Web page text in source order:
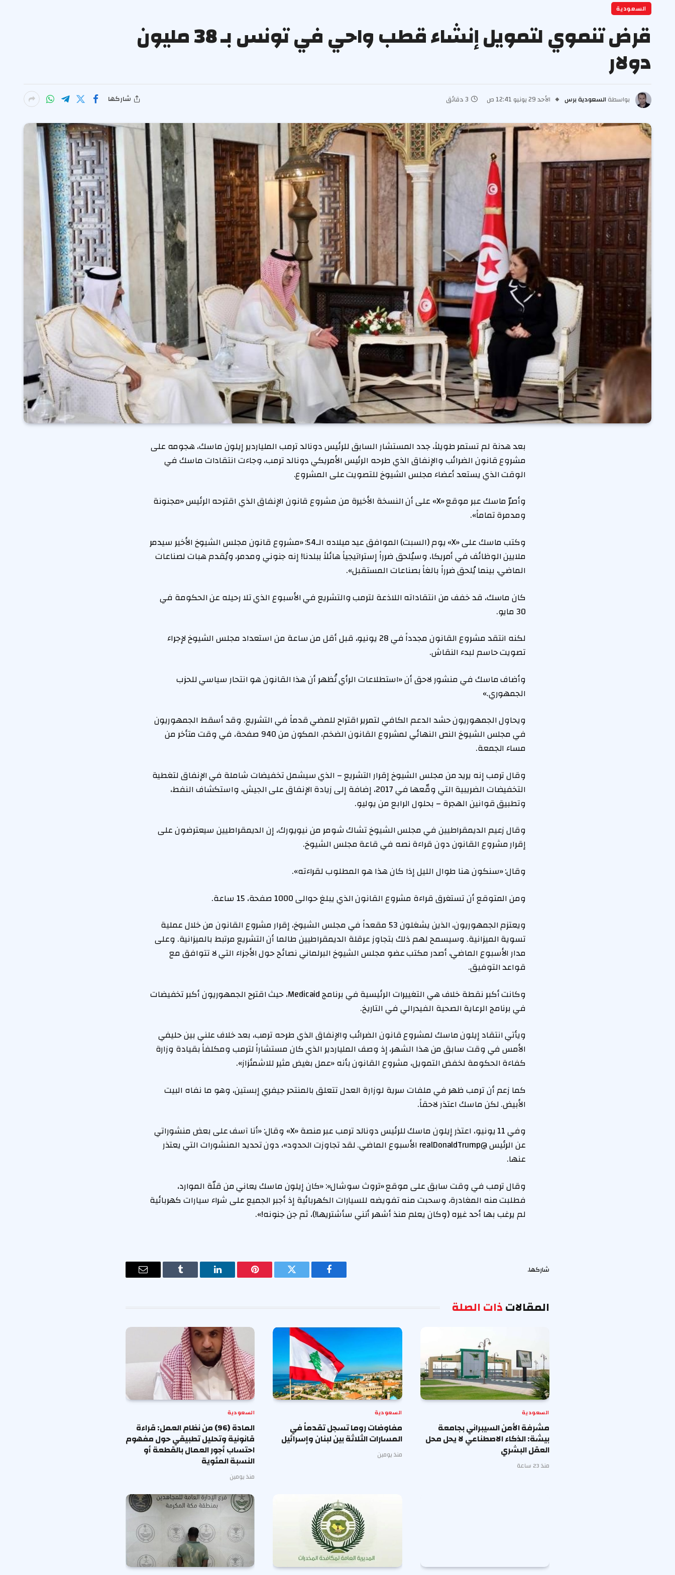
السعودية
قرض تنموي لتمويل إنشاء قطب واحي في تونس بـ 38 مليون
دولار
بواسطة السعودية برس الأحد 29 يونيو 12:41 ص 3 دقائق شاركها
بعد هدنة لم تستمر طويلاً، جدد المستشار السابق للرئيس دونالد ترمب الملياردير إيلون ماسك، هجومه على
مشروع قانون الضرائب والإنفاق الذي طرحه الرئيس الأمريكي دونالد ترمب، وجاءت انتقادات ماسك في
الوقت الذي يستعد أعضاء مجلس الشيوخ للتصويت على المشروع.
وأصرّ ماسك عبر موقع «X» على أن النسخة الأخيرة من مشروع قانون الإنفاق الذي اقترحه الرئيس «مجنونة
ومدمرة تماماً».
وكتب ماسك على «X» يوم (السبت) الموافق عيد ميلاده الـ54: «مشروع قانون مجلس الشيوخ الأخير سيدمر
ملايين الوظائف في أمريكا، وسيُلحق ضرراً إستراتيجياً هائلاً ببلدنا! إنه جنوني ومدمر، ويُقدم هبات لصناعات
الماضي، بينما يُلحق ضرراً بالغاً بصناعات المستقبل».
كان ماسك، قد خفف من انتقاداته اللاذعة لترمب والتشريع في الأسبوع الذي تلا رحيله عن الحكومة في
30 مايو.
لكنه انتقد مشروع القانون مجدداً في 28 يونيو، قبل أقل من ساعة من استعداد مجلس الشيوخ لإجراء
تصويت حاسم لبدء النقاش.
وأضاف ماسك في منشور لاحق أن «استطلاعات الرأي تُظهر أن هذا القانون هو انتحار سياسي للحزب
الجمهوري.»
ويحاول الجمهوريون حشد الدعم الكافي لتمرير اقتراح للمضي قدماً في التشريع. وقد أسقط الجمهوريون
في مجلس الشيوخ النص النهائي لمشروع القانون الضخم، المكون من 940 صفحة، في وقت متأخر من
مساء الجمعة.
وقال ترمب إنه يريد من مجلس الشيوخ إقرار التشريع – الذي سيشمل تخفيضات شاملة في الإنفاق لتغطية
التخفيضات الضريبية التي وقّعها في 2017، إضافة إلى زيادة الإنفاق على الجيش، واستكشاف النفط،
وتطبيق قوانين الهجرة – بحلول الرابع من يوليو.
وقال زعيم الديمقراطيين في مجلس الشيوخ تشاك شومر من نيويورك، إن الديمقراطيين سيعترضون على
إقرار مشروع القانون دون قراءة نصه في قاعة مجلس الشيوخ.
وقال: «سنكون هنا طوال الليل إذا كان هذا هو المطلوب لقراءته».
ومن المتوقع أن تستغرق قراءة مشروع القانون الذي يبلغ حوالى 1000 صفحة، 15 ساعة.
ويعتزم الجمهوريون، الذين يشغلون 53 مقعداً في مجلس الشيوخ، إقرار مشروع القانون من خلال عملية
تسوية الميزانية. وسيسمح لهم ذلك بتجاوز عرقلة الديمقراطيين طالما أن التشريع مرتبط بالميزانية. وعلى
مدار الأسبوع الماضي، أصدر مكتب عضو مجلس الشيوخ البرلماني نصائح حول الأجزاء التي لا تتوافق مع
قواعد التوفيق.
وكانت أكبر نقطة خلاف هي التغييرات الرئيسية في برنامج Medicaid، حيث اقترح الجمهوريون أكبر تخفيضات
في برنامج الرعاية الصحية الفيدرالي في التاريخ.
ويأتي انتقاد إيلون ماسك لمشروع قانون الضرائب والإنفاق الذي طرحه ترمب، بعد خلاف علني بين حليفي
الأمس في وقت سابق من هذا الشهر، إذ وصف الملياردير الذي كان مستشاراً لترمب ومكلفاً بقيادة وزارة
كفاءة الحكومة لخفض التمويل، مشروع القانون بأنه «عمل بغيض مثير للاشمئزاز».
كما زعم أن ترمب ظهر في ملفات سرية لوزارة العدل تتعلق بالمنتحر جيفري إبستين، وهو ما نفاه البيت
الأبيض. لكن ماسك اعتذر لاحقاً.
وفي 11 يونيو، اعتذر إيلون ماسك للرئيس دونالد ترمب عبر منصة «X» وقال: «أنا آسف على بعض منشوراتي
عن الرئيس @realDonaldTrump الأسبوع الماضي. لقد تجاوزت الحدود»، دون تحديد المنشورات التي يعتذر
عنها.
وقال ترمب في وقت سابق على موقع «تروث سوشال»: «كان إيلون ماسك يعاني من قلّة الموارد،
فطلبت منه المغادرة، وسحبت منه تفويضه للسيارات الكهربائية إذ أجبر الجميع على شراء سيارات كهربائية
لم يرغب بها أحد غيره (وكان يعلم منذ أشهر أنني سأشتريها!)، ثم جن جنونه!».
شاركها.
فيسبوك تويتر بينتيريستلينكدإن Tumblr
البريد
المقالاتذات الصلة
السعودية
مشرفة الأمن السيبراني بجامعة
بيشة: الذكاء الاصطناعي لا يحل محل
العقل البشري
منذ 23 ساعة
السعودية
مفاوضات روما تسجل تقدماً في
المسارات الثلاثة بين لبنان وإسرائيل
منذ يومين
السعودية
المادة (96) من نظام العمل: قراءة
قانونية وتحليل تطبيقي حول مفهوم
احتساب أجور العمال بالقطعة أو
النسبة المئوية
منذ يومين